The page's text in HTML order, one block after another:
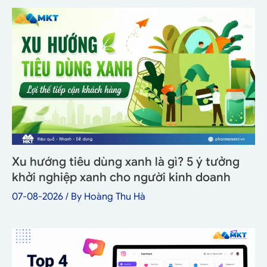
Xu hướng tiêu dùng xanh là gì? 5 ý tưởng
khởi nghiệp xanh cho người kinh doanh
07-08-2026 / By Hoàng Thu Hà